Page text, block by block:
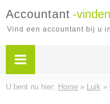
Accountant -
Vind een accountant bij u
U bent nu hier: Home » Luik »